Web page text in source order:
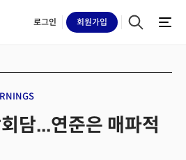
로그인 회원가입
담...연준은 매파적